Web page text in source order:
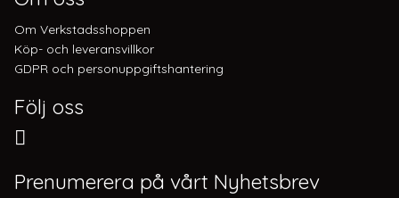
Om Verkstadsshoppen
Köp- och leveransvillkor
GDPR och personuppgiftshantering
Följ oss
Prenumerera på vårt Nyhetsbrev